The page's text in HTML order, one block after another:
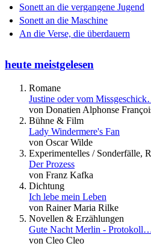
Sonett an die vergangene Jugend
Sonett an die Maschine
An die Verse, die überdauern
heute meistgelesen
Romane
Justine oder vom
von Donatien Alphonse
Bühne & Film
Lady Windermere's Fan
von Oscar Wilde
Experimentelles / Sonderfälle,
Der Prozess
von Franz Kafka
Dichtung
Ich lebe mein Leben
von Rainer Maria Rilke
Novellen & Erzählungen
Gute Nacht Merlin -
von Cleo Cleo